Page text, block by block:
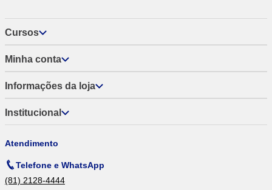
Cursos
Minha conta
Informações da loja
Institucional
Atendimento
Telefone e WhatsApp
(81) 2128-4444